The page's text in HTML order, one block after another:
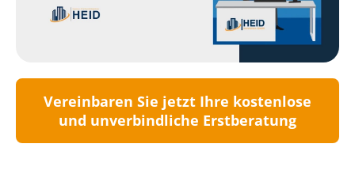
Vereinbaren Sie jetzt Ihre kostenlose
und unverbindliche Erstberatung